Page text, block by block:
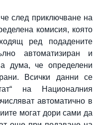
след приключване на
комисия, която
ред подадените
автоматизиран и
дума, че определени
Всички данни се
на Националния
автоматично в
могат дори сами да